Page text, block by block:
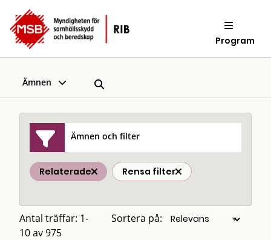
Program
Ämnen
Ämnen och filter
Relaterade Rensa filter
Antal träffar: 1-
10 av 975
Sortera på: